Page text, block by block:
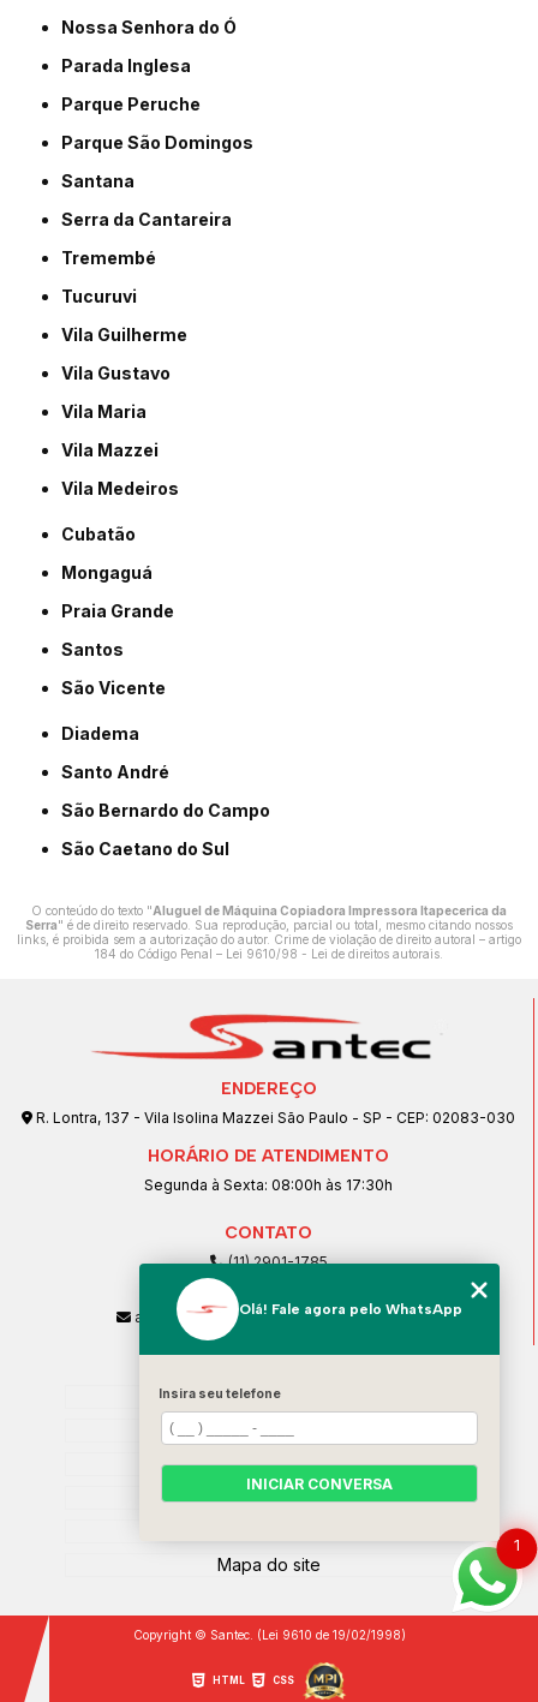
Nossa Senhora do Ó
Parada Inglesa
Parque Peruche
Parque São Domingos
Santana
Serra da Cantareira
Tremembé
Tucuruvi
Vila Guilherme
Vila Gustavo
Vila Maria
Vila Mazzei
Vila Medeiros
Cubatão
Mongaguá
Praia Grande
Santos
São Vicente
Diadema
Santo André
São Bernardo do Campo
São Caetano do Sul
O conteúdo do texto "Aluguel de Máquina Copiadora Impressora Itapecerica da
Serra" é de direito reservado. Sua reprodução, parcial ou total, mesmo citando nossos
links, é proibida sem a autorização do autor. Crime de violação de direito autoral – artigo
184 do Código Penal – Lei 9610/98 - Lei de direitos autorais
ENDEREÇO
R. Lontra, 137 - Vila Isolina Mazzei São Paulo - SP - CEP: 02083-030
HORÁRIO DE ATENDIMENTO
Segunda à Sexta: 08:00h às 17:30h
CONTATO
(11) 2901-1785
(11) 99239-1832
atendimento@santeccopiadoras.com.br
Home
Empresa
SERVIÇOS
Contato
Mapa do site
Copyright © Santec. (Lei 9610 de 19/02/1998)
HTML CSS
1
Olá! Fale agora pelo WhatsApp
Insira seu telefone
INICIAR CONVERSA